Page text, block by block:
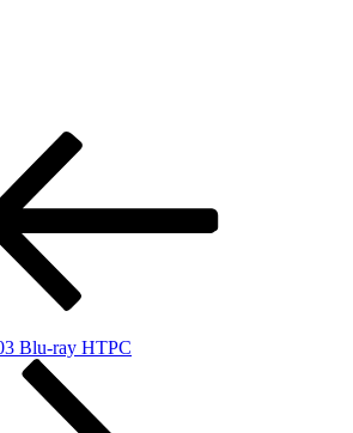
Blu-ray HTPC